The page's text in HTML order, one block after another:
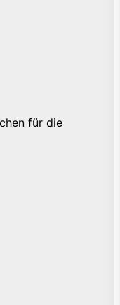
für die